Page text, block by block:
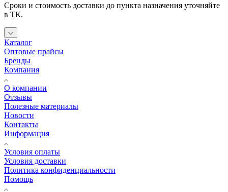
Сроки и стоимость доставки до пункта назначения уточняйте
в ТК.
Каталог
Оптовые прайсы
Бренды
Компания
О компании
Отзывы
Полезные материалы
Новости
Контакты
Информация
Условия оплаты
Условия доставки
Политика конфиденциальности
Помощь